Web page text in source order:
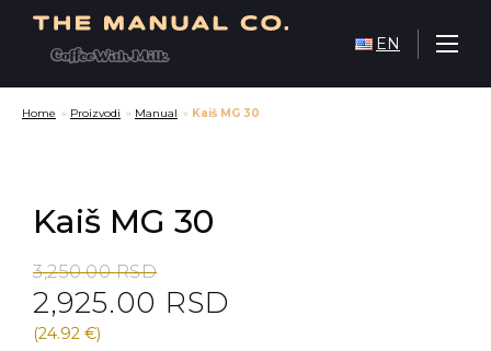
EN
Home » Proizvodi » Manual » Kaiš MG 30
Kaiš MG 30
3,250.00RSD
Original
price
was:
2,925.00 RSD
Current
price
is:
(24.92 €)